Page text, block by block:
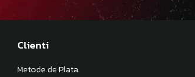
Clienti
Metode de Plata